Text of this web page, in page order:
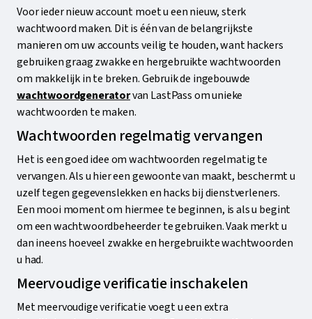
Voor ieder nieuw account moet u een nieuw, sterk
wachtwoord maken. Dit is één van de belangrijkste
manieren om uw accounts veilig te houden, want hackers
gebruiken graag zwakke en hergebruikte wachtwoorden
om makkelijk in te breken. Gebruik de ingebouwde
wachtwoordgeneratorvan LastPass om unieke
wachtwoorden te maken.
Wachtwoorden regelmatig vervangen
Het is een goed idee om wachtwoorden regelmatig te
vervangen. Als u hier een gewoonte van maakt, beschermt u
uzelf tegen gegevenslekken en hacks bij dienstverleners.
Een mooi moment om hiermee te beginnen, is als u begint
om een wachtwoordbeheerder te gebruiken. Vaak merkt u
dan ineens hoeveel zwakke en hergebruikte wachtwoorden
u had.
Meervoudige verificatie inschakelen
Met meervoudige verificatie voegt u een extra